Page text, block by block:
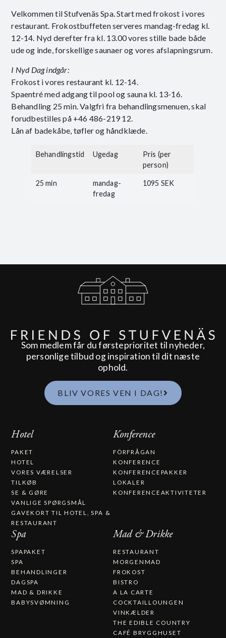
Velkommen til Stufvenäs Spa. Start med frokost i vores
restaurant. Frokostbuffeten serveres mandag-fredag kl.
12-14. Nyd derefter fra kl. 13.00 vores stille bade både
ude og inde, forskellige saunaer og vores afslapningsrum.
I Nyd Dag indgår:
Frokost i vores restaurant kl. 12-14.
Spaentré med adgang til pool og sauna kl. 13-16.
Behandling 25 min. Valgfri fra behandlingsmenuen, skal
forudbestilles på +46 486-219 12.
Lån af badekåbe, tøfler og håndklæde.
Behandlingstid Ugedag
Pris (per
person)
25 min
mandag-
fredag
1095 SEK
Som medlem får du førsteprioritet til nyheder,
personlige tilbud og inspiration til dit næste
ophold.
BLIV VORES VEN I DAG!
Hotel
PAKET
HOTEL
VORES VÆRELSER
TILKØB
SE & GØRE
VANLIGE SPØRGSMÅL
GAVEKORT TIL HOTEL, SPA &
RESTAURANT​
Konference
FÖRFRÅGAN
KONFERENCE
KONFERENCEPAKKER
LOKALER
KONFERENCEAKTIVITETER
Spa
SPAPAKET
SPA
BEHANDLINGER
DAGSPA
MAD & DRIKKE
BABYSVØMNING
Mad & Drikke
RESTAURANT
MORGENMAD
FROKOST
BISTRO
A LA CARTE
COCKTAILLOUNGEN
VINKÆLDER
THE EDIBLE COUNTRY
CAFÉ BRYGGHUSET